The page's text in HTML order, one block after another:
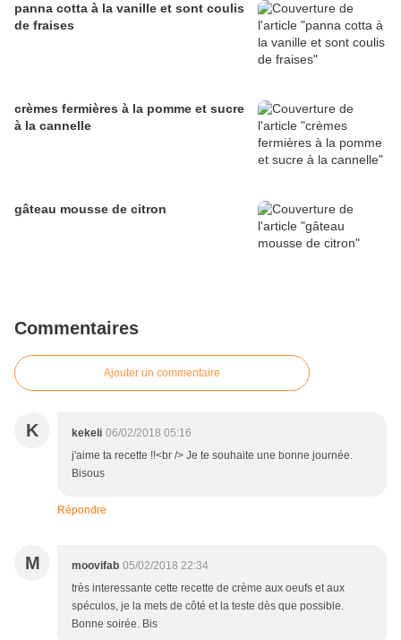
panna cotta à la vanille et sont coulis
de fraises
crèmes fermières à la pomme et sucre
à la cannelle
gâteau mousse de citron
Commentaires
Ajouter un commentaire
K kekeli 06/02/2018 05:16
j'aime ta recette !!<br /> Je te souhaite une bonne journée.
Bisous
Répondre
M moovifab 05/02/2018 22:34
très interessante cette recette de crème aux oeufs et aux
spéculos, je la mets de côté et la teste dès que possible.
Bonne soirée. Bis